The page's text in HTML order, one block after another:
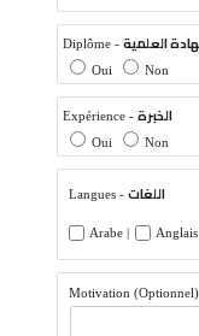
Diplôme -العلمية
Oui Non
Expérience -الخبرة
Oui Non
Langues -اللغات
Arabe |
Motivation (Optionnel)